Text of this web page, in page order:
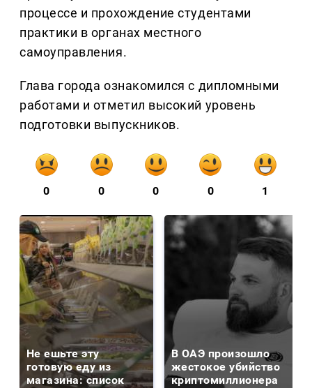
процессе и прохождение студентами
практики в органах местного
самоуправления.
Глава города ознакомился с дипломными
работами и отметил высокий уровень
подготовки выпускников.
0 0 0 0 1
Не ешьте эту
готовую еду из
магазина: список
В ОАЭ произошло
жестокое убийство
криптомиллионера